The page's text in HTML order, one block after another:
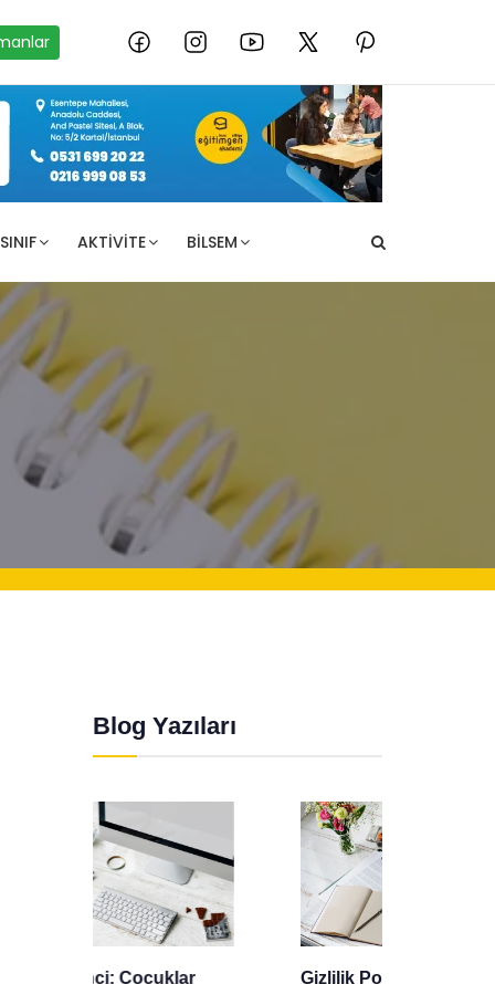
AKTIVITE BILSEM
Blog Yazıları
Gizlilik Politikası